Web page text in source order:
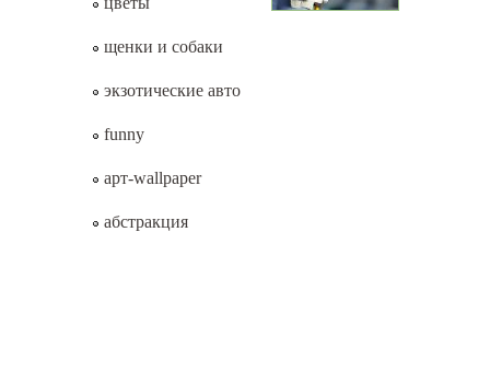
щенки и собаки
экзотические авто
funny
арт-wallpaper
абстракция